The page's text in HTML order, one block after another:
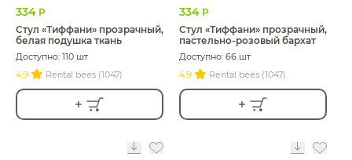
334 Р
Стул «Тиффани» прозрачный,
белая подушка ткань
Доступно: 110 шт
4.9
Rental bees (1047)
334 Р
Стул «Тиффани» прозрачный,
пастельно-розовый бархат
Доступно: 66 шт
4.9
Rental bees (1047)